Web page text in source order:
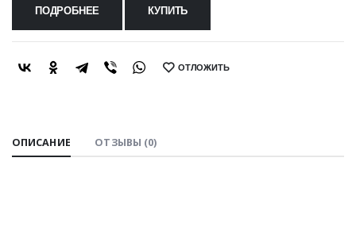
ПОДРОБНЕЕ КУПИТЬ
SHARE: ОТЛОЖИТЬ
ОПИСАНИЕ ОТЗЫВЫ (0)